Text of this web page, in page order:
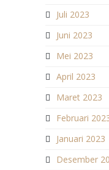
Juli 2023
Juni 2023
Mei 2023
April 2023
Maret 2023
Februari
Januari 2023
Desember